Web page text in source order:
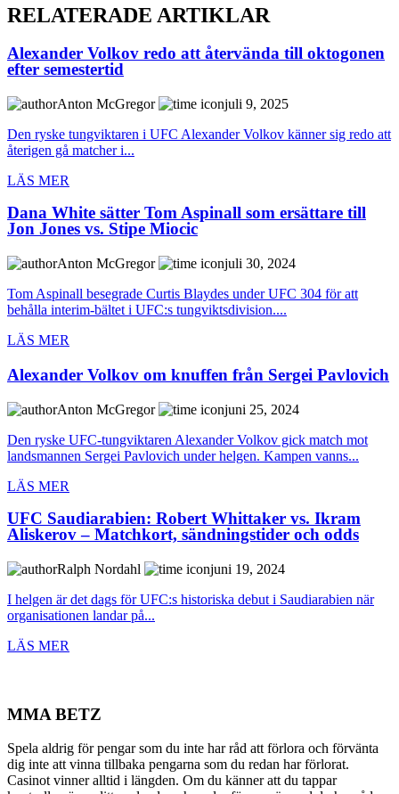
RELATERADE ARTIKLAR
Alexander Volkov redo att återvända till oktogonen
efter semestertid
Anton McGregor
juli 9, 2025
Den ryske tungviktaren i UFC Alexander Volkov känner sig redo att
återigen gå matcher i...
LÄS MER
Dana White sätter Tom Aspinall som ersättare till
Jon Jones vs. Stipe Miocic
Anton McGregor
juli 30, 2024
Tom Aspinall besegrade Curtis Blaydes under UFC 304 för att
behålla interim-bältet i UFC:s tungviktsdivision....
LÄS MER
Alexander Volkov om knuffen från Sergei Pavlovich
Anton McGregor
juni 25, 2024
Den ryske UFC-tungviktaren Alexander Volkov gick match mot
landsmannen Sergei Pavlovich under helgen. Kampen vanns...
LÄS MER
UFC Saudiarabien: Robert Whittaker vs. Ikram
Aliskerov – Matchkort, sändningstider och odds
Ralph Nordahl
juni 19, 2024
I helgen är det dags för UFC:s historiska debut i Saudiarabien när
organisationen landar på...
LÄS MER
MMA BETZ
Spela aldrig för pengar som du inte har råd att förlora och förvänta
dig inte att vinna tillbaka pengarna som du redan har förlorat.
Casinot vinner alltid i längden. Om du känner att du tappar